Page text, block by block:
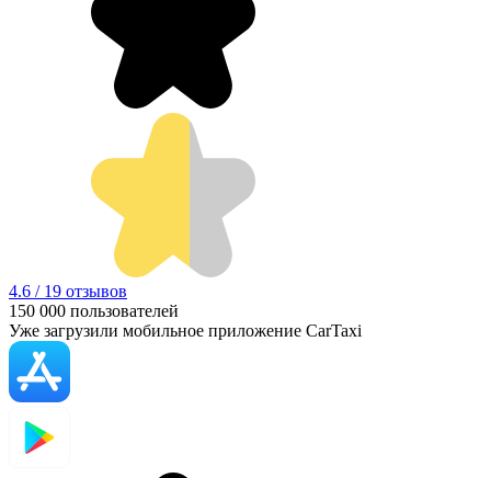
4.6 / 19 отзывов
150 000 пользователей
Уже загрузили мобильное приложение CarTaxi